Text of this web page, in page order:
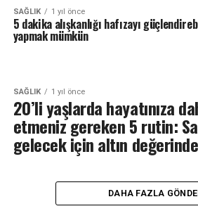
SAĞLIK 1 yıl önce
5 dakika alışkanlığı hafızayı
yapmak mümkün
SAĞLIK 1 yıl önce
20’li yaşlarda hayatınıza
etmeniz gereken 5 rutin:
gelecek için altın değerinde
DAHA FAZLA